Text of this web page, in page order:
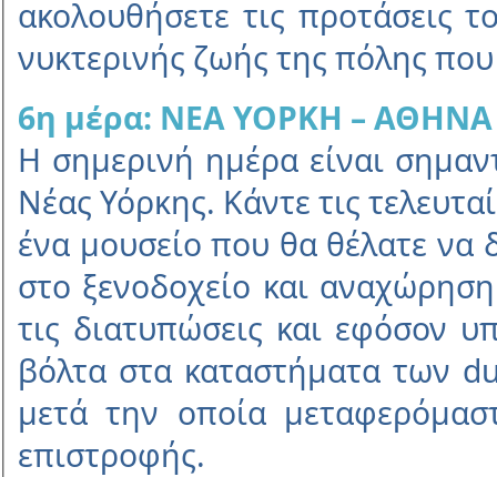
ακολουθήσετε τις προτάσεις
νυκτερινής ζωής της πόλης
6η µέρα: ΝΕΑ ΥΟΡΚΗ – ΑΘΗΝΑ
Η σηµερινή ηµέρα είναι
Νέας Υόρκης. Κάντε τις
ένα µουσείο που θα θέλατε να
στο ξενοδοχείο και
τις διατυπώσεις και εφόσον
βόλτα στα καταστήµατα των
µετά την οποία
επιστροφής.